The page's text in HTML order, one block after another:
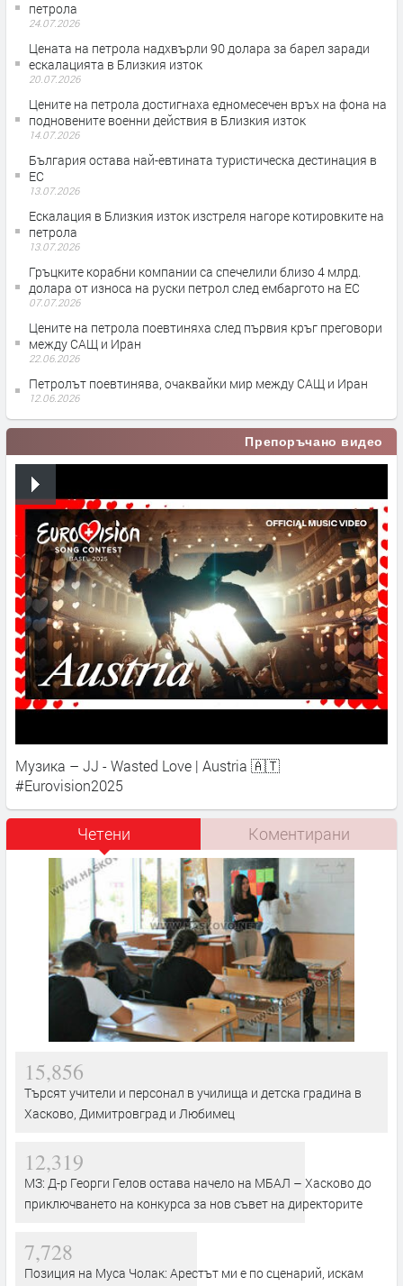
петрола
24.07.2026
Цената на петрола надхвърли 90 долара за барел заради
ескалацията в Близкия изток
20.07.2026
Цените на петрола достигнаха едномесечен връх на фона на
подновените военни действия в Близкия изток
14.07.2026
България остава най-евтината туристическа дестинация в
ЕС
13.07.2026
Ескалация в Близкия изток изстреля нагоре котировките на
петрола
13.07.2026
Гръцките корабни компании са спечелили близо 4 млрд.
долара от износа на руски петрол след ембаргото на ЕС
07.07.2026
Цените на петрола поевтиняха след първия кръг преговори
между САЩ и Иран
22.06.2026
Петролът поевтинява, очаквайки мир между САЩ и Иран
12.06.2026
Препоръчано видео
Музика – JJ - Wasted Love | Austria 🇦🇹
#Eurovision2025
Четени Коментирани
15,856
Търсят учители и персонал в училища и детска градина в
Хасково, Димитровград и Любимец
12,319
МЗ: Д-р Георги Гелов остава начело на МБАЛ – Хасково до
приключването на конкурса за нов съвет на директорите
7,728
Позиция на Муса Чолак: Арестът ми е по сценарий, искам